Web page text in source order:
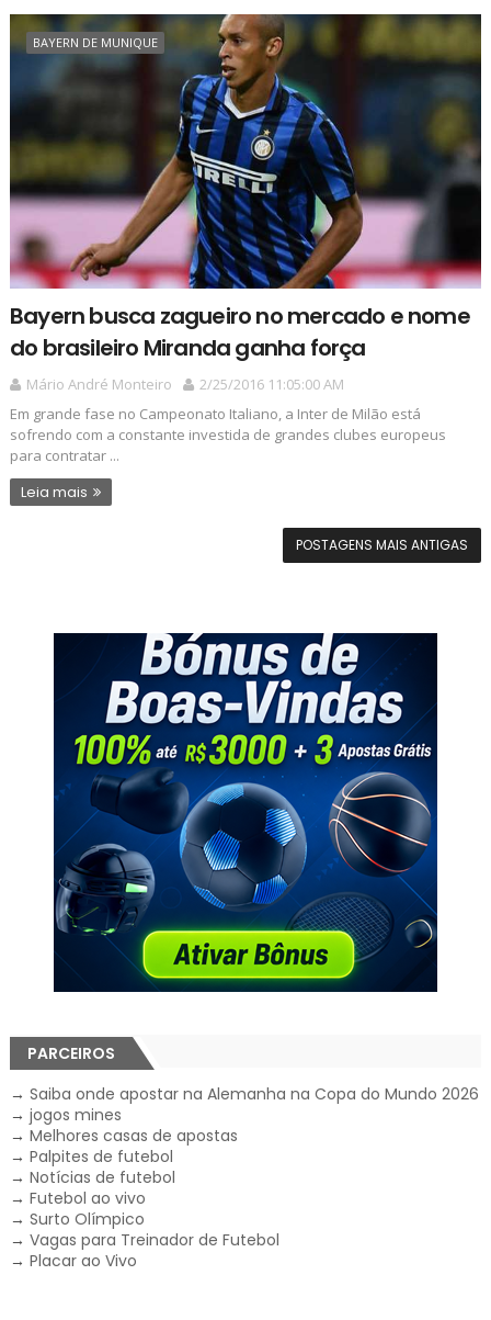
BAYERN DE MUNIQUE
Bayern busca zagueiro no mercado e nome
do brasileiro Miranda ganha força
Mário André Monteiro
2/25/2016 11:05:00 AM
Em grande fase no Campeonato Italiano, a Inter de Milão está
sofrendo com a constante investida de grandes clubes europeus
para contratar ...
Leia mais
POSTAGENS MAIS ANTIGAS
PARCEIROS
→ Saiba onde apostar na Alemanha na Copa do Mundo 2026
→ jogos mines
→ Melhores casas de apostas
→ Palpites de futebol
→ Notícias de futebol
→ Futebol ao vivo
→ Surto Olímpico
→ Vagas para Treinador de Futebol
→ Placar ao Vivo